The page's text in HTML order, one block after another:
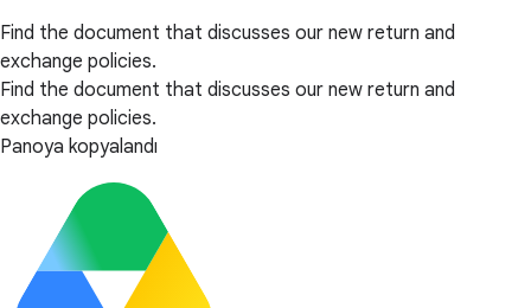
Find the document that discusses our new return and
exchange policies.
Find the document that discusses our new return and
exchange policies.
Panoya kopyalandı